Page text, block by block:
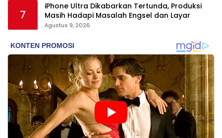
7
iPhone Ultra Dikabarkan Tertunda, Produksi
Masih Hadapi Masalah Engsel dan Layar
Agustus 9, 2026